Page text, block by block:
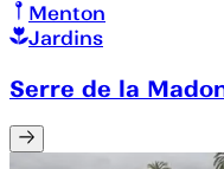
Menton
Jardins
Serre de la